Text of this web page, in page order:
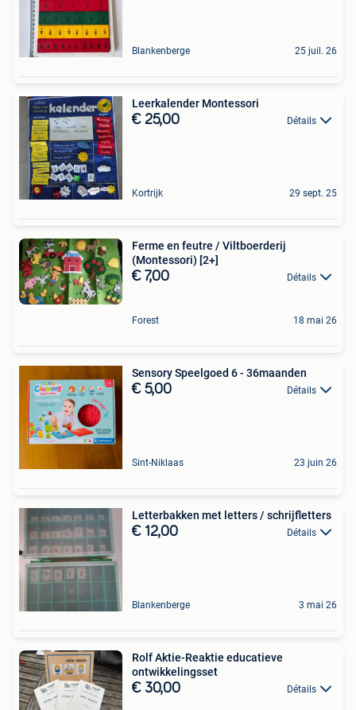
Blankenberge 25 juil. 26
Leerkalender Montessori
€ 25,00 Détails
Kortrijk 29 sept. 25
Ferme en feutre / Viltboerderij
(Montessori) [2+]
€ 7,00 Détails
Forest 18 mai 26
Sensory Speelgoed 6 - 36maanden
€ 5,00 Détails
Sint-Niklaas 23 juin 26
Letterbakken met letters / schrijfletters
€ 12,00 Détails
Blankenberge 3 mai 26
Rolf Aktie-Reaktie educatieve
ontwikkelingsset
€ 30,00 Détails